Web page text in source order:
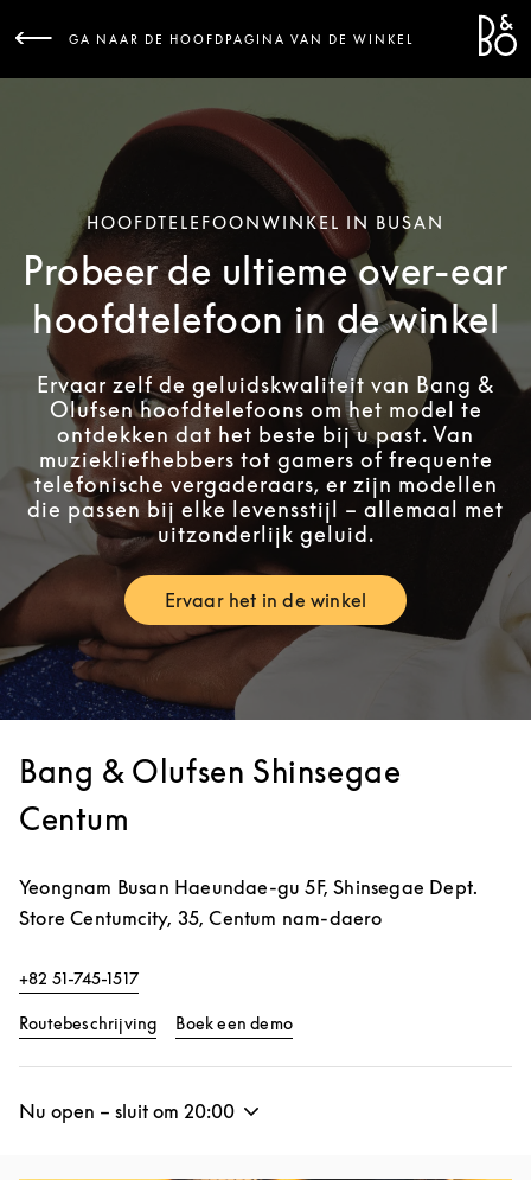
GA NAAR DE HOOFDPAGINA VAN DE WINKEL
HOOFDTELEFOONWINKEL IN BUSAN
Probeer de ultieme over-ear
hoofdtelefoon in de winkel
Ervaar zelf de geluidskwaliteit van Bang &
Olufsen hoofdtelefoons om het model te
ontdekken dat het beste bij u past. Van
muziekliefhebbers tot gamers of frequente
telefonische vergaderaars, er zijn modellen
die passen bij elke levensstijl – allemaal met
uitzonderlijk geluid.
Ervaar het in de winkel
Link Opens in New Tab
Bang & Olufsen Shinsegae
Centum
Yeongnam Busan Haeundae-gu 5F, Shinsegae Dept.
Store Centumcity, 35, Centum nam-daero
+82 51-745-1517
RoutebeschrijvingLink Opens in New Tab
Boek een demo
Nu open – sluit om 20:00